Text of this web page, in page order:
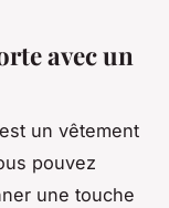
avec un
un vêtement
pouvez
une touche